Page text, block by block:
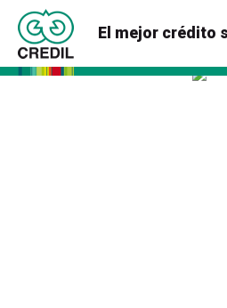
El mejor crédito